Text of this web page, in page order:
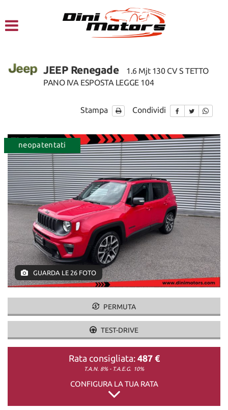
LISTA VEICOLI
SERVIZI
FINANZIAMENTI – LEASING
ACQUISTIAMO USATO
ASSISTENZA
DICONO DI NOI
CONTATTI
JEEP Renegade
1.6 Mjt 130 CV S TETTO
PANO IVA ESPOSTA LEGGE 104
Stampa Condividi
ordinabile neopatentati
GUARDA LE 26 FOTO
PERMUTA
TEST-DRIVE
Rata consigliata: 487 €
T.A.N. 8% - T.A.E.G. 10%
CONFIGURA LA TUA RATA